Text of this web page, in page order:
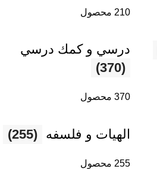
210 محصول
درسي و كمك درسي
(370)
370 محصول
الهیات و فلسفه (255)
255 محصول